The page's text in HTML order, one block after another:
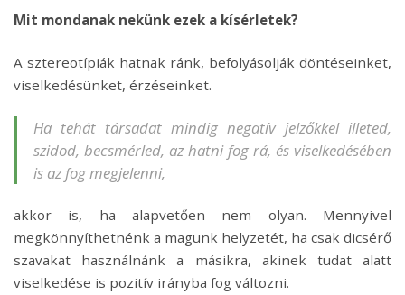
Mit mondanak nekünk ezek a kísérletek?
A sztereotípiák hatnak ránk, befolyásolják döntéseinket,
viselkedésünket, érzéseinket.
Ha tehát társadat mindig negatív jelzőkkel illeted,
szidod, becsmérled, az hatni fog rá, és viselkedésében
is az fog megjelenni,
akkor is, ha alapvetően nem olyan. Mennyivel
megkönnyíthetnénk a magunk helyzetét, ha csak dicsérő
szavakat használnánk a másikra, akinek tudat alatt
viselkedése is pozitív irányba fog változni.